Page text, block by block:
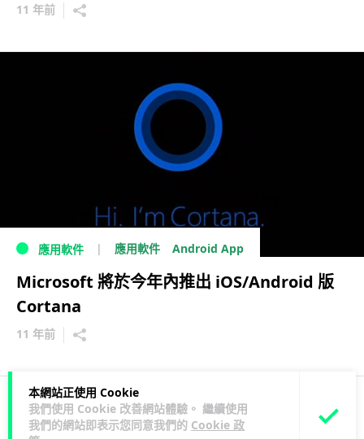
本網站正使用 Cookie
我們使用 Cookie 改善網站體驗。 繼續使用
我們的網站即表示您同意我們的 Cookie 政
11 年前
應用軟件 應用軟件 Android App
Microsoft 將於今年內推出 iOS/Android 版
Cortana
11 年前
1 2